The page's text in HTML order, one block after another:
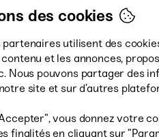
Afficher toutes
des cookies
partenaires utilisent des
et les annonces,
Nous pouvons partager des
site et sur d’autres
vous donnez votre
finalités en cliquant sur